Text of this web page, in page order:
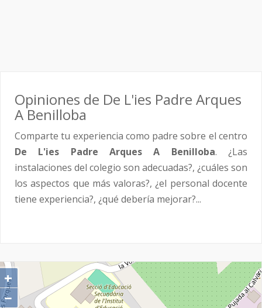
Opiniones de De L'ies Padre Arques
A Benilloba
Comparte tu experiencia como padre sobre el centro
De L'ies Padre Arques A Benilloba. ¿Las
instalaciones del colegio son adecuadas?, ¿cuáles son
los aspectos que más valoras?, ¿el personal docente
tiene experiencia?, ¿qué debería mejorar?...
+
−